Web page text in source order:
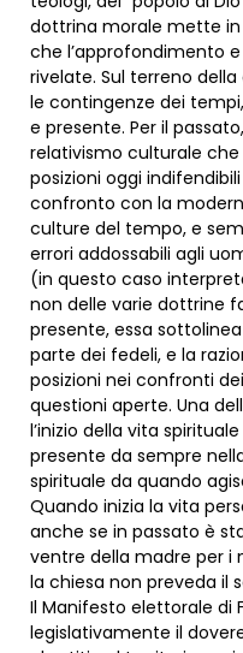
dottrina morale mette in
che l’approfondimento
rivelate. Sul terreno
le contingenze dei
e presente. Per il
relativismo culturale
posizioni oggi
confronto con la
culture del tempo, e
errori addossabili agli
(in questo caso
non delle varie dottrine
presente, essa
parte dei fedeli, e la
posizioni nei confronti
questioni aperte. Una
l’inizio della vita
presente da sempre
spirituale da quando
Quando inizia la vita
anche se in passato è
ventre della madre per i
la chiesa non preveda il
Il Manifesto elettorale di
legislativamente il